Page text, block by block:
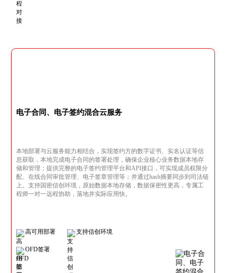
电子合同、电子签约混合云服务
本地部署与云服务能力相结合，实现签约方的数字证书、实名认证等信
息获取，本地完成电子合同的签署处理，确保企业核心业务数据本地存
储和管理；提供完整的电子签约管理平台和API接口，可实现成员权限分
配、在线合同审批管理、电子签章管理等；并通过hash摘要同步到司法链
上。支持国密信创环境，原始数据本地存储，数据保密性更高，专属工
程师一对一远程协助，落地并实际应用快。
高可用部署 支持信创环境
OFD签署